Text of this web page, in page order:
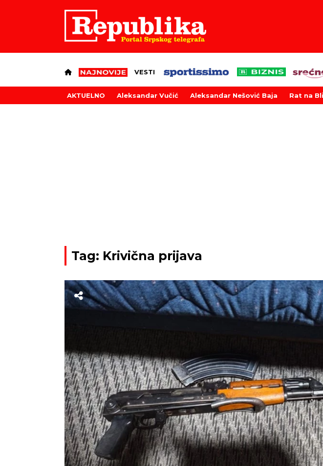
VESTI
AKTUELNO Aleksandar Vučić Aleksandar Nešović Baja Rat na
Tag: Krivična prijava